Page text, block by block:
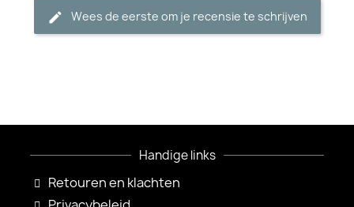
Wees de eerste om je recensie te schrijven
Handige links
Retouren en klachten